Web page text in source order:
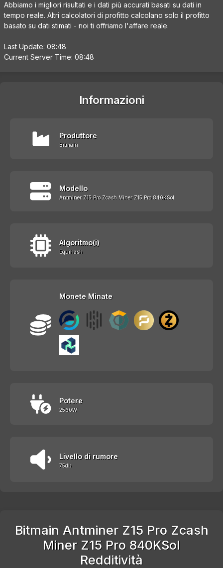
Abbiamo i migliori risultati e i dati più accurati basati su dati in
tempo reale. Altri calcolatori di profitto calcolano solo il profitto
basato su dati stimati - noi ti offriamo l'affare reale.
Last Update: 08:48
Current Server Time: 08:48
Informazioni
Produttore
Bitmain
Modello
Antminer Z15 Pro Zcash Miner Z15 Pro 840KSol
Algoritmo(i)
Equihash
Monete Minate
Potere
2560W
Livello di rumore
75db
Bitmain Antminer Z15 Pro Zcash
Miner Z15 Pro 840KSol
Redditività